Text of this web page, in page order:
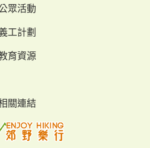
眾活動
工計劃
育資源
關連結